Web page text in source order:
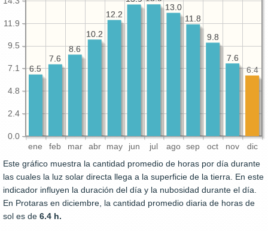
ene feb mar abr may jun jul ago sep oct nov dic
0.0
2.4
4.8
7.1
9.5
11.9
7.6
9.8
11.8
13.0
12.2
10.2
8.6
7.6
6.5
6.4
7.6
9.8
11.8
13.0
12.2
10.2
8.6
7.6
6.5
Este gráfico muestra la cantidad promedio de horas por día durante
las cuales la luz solar directa llega a la superficie de la tierra. En este
indicador influyen la duración del día y la nubosidad durante el día.
En Protaras en diciembre, la cantidad promedio diaria de horas de
sol es de 6.4 h.